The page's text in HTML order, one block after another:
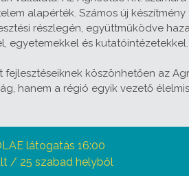
alapérték. Számos új
részlegén, együttműködve
egyetemekkel és kutatóintézetekkel.
fejlesztéseiknek köszönhetően az
hanem a régió egyik vezető
látogatás 16:00
/ 25 szabad helyből